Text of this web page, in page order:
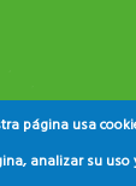
página usa
analizar su